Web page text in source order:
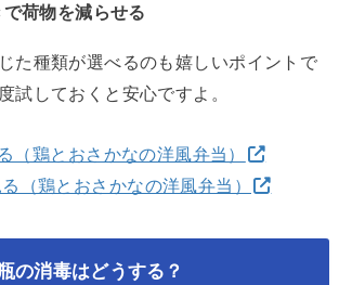
荷物を減らせる
た種類が選べるのも嬉しいポイントで
試しておくと安心ですよ。
（鶏とおさかなの洋風弁当）
（鶏とおさかなの洋風弁当）
の消毒はどうする？